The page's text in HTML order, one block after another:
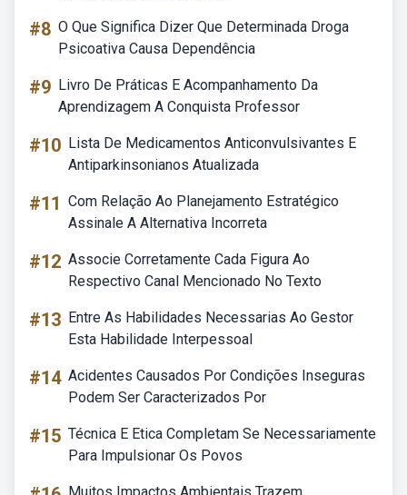
#8 O Que Significa Dizer Que Determinada Droga
Psicoativa Causa Dependência
#9 Livro De Práticas E Acompanhamento Da
Aprendizagem A Conquista Professor
#10 Lista De Medicamentos Anticonvulsivantes E
Antiparkinsonianos Atualizada
#11 Com Relação Ao Planejamento Estratégico
Assinale A Alternativa Incorreta
#12 Associe Corretamente Cada Figura Ao
Respectivo Canal Mencionado No Texto
#13 Entre As Habilidades Necessarias Ao Gestor
Esta Habilidade Interpessoal
#14 Acidentes Causados Por Condições Inseguras
Podem Ser Caracterizados Por
#15 Técnica E Etica Completam Se Necessariamente
Para Impulsionar Os Povos